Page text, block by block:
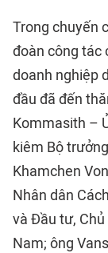
Trong chuyến
đoàn công tác
doanh nghiệp
đầu đã đến
Kommasith –
kiêm Bộ
Khamchen
Nhân dân
và Đầu tư,
Nam; ông